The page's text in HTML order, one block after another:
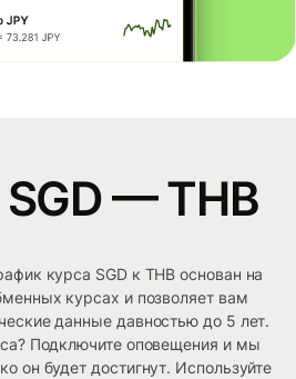
— THB
курса SGD к THB основан на
курсах и позволяет вам
данные давностью до 5 лет.
Подключите оповещения и мы
он будет достигнут. Используйте